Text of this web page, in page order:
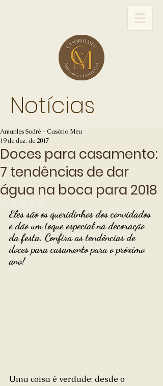
Notícias
Doces para casamento:
7 tendências de dar
água na boca para 2018
Amariles Sodré - Casório Meu
19 de dez. de 2017
Eles são os queridinhos dos convidados
e dão um toque especial na decoração
da festa. Confira as tendências de
doces para casamento para o próximo
ano!
Uma coisa é verdade: desde o